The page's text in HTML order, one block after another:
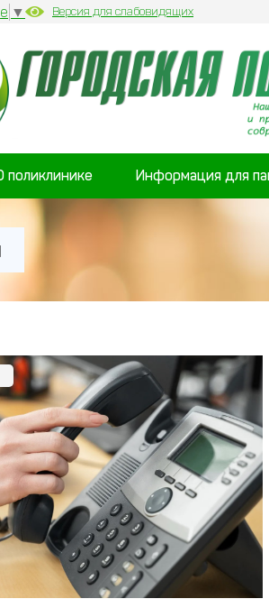
▼ Версия для слабовидящих
поликлинике Информация для